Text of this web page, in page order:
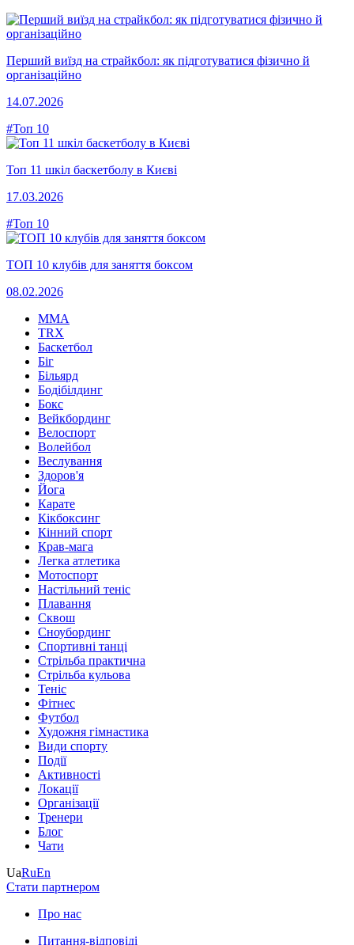
Перший виїзд на страйкбол: як підготуватися фізично й
організаційно
14.07.2026
#Топ 10
Топ 11 шкіл баскетболу в Києві
17.03.2026
#Топ 10
ТОП 10 клубів для заняття боксом
08.02.2026
MMA
TRX
Баскетбол
Біг
Більярд
Бодібілдинг
Бокс
Вейкбординг
Велоспорт
Волейбол
Веслування
Здоров'я
Йога
Карате
Кікбоксинг
Кінний спорт
Крав-мага
Легка атлетика
Мотоспорт
Настільний теніс
Плавання
Сквош
Сноубординг
Спортивні танці
Стрільба практична
Стрільба кульова
Теніс
Фітнес
Футбол
Художня гімнастика
Види спорту
Події
Активності
Локації
Організації
Тренери
Блог
Чати
UaRuEn
Стати партнером
Про нас
Питання-відповіді